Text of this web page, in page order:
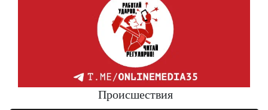
Происшествия